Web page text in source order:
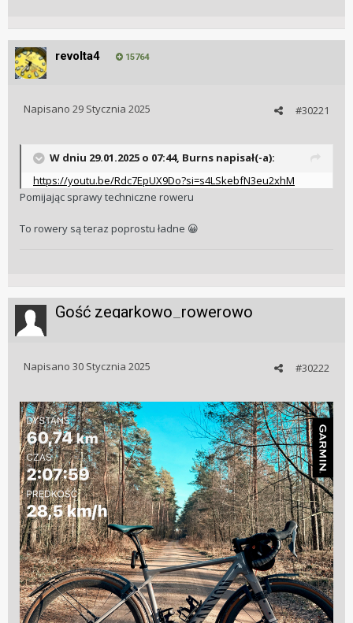
revolta4 15764
#30221
Napisano 29 Stycznia 2025
W dniu 29.01.2025 o 07:44, Burns napisał(-a):
https://youtu.be/Rdc7EpUX9Do?si=s4LSkebfN3eu2xhM
Pomijając sprawy techniczne roweru
To rowery są teraz poprostu ładne 😀
Gość zegarkowo_rowerowo
#30222
Napisano 30 Stycznia 2025